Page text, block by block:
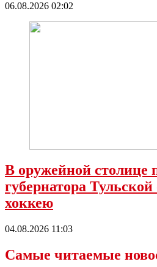
06.08.2026 02:02
В оружейной столице
губернатора Тульской
хоккею
04.08.2026 11:03
Самые читаемые